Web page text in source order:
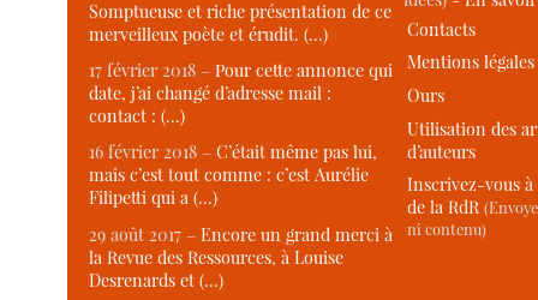
Somptueuse et riche présentation de ce
merveilleux poète et érudit. (…)
17 février 2018 –Pour cette annonce qui
date, j’ai changé d’adresse mail :
contact : (…)
16 février 2018 –C’était même pas lui,
mais c’est tout comme : c’est Aurélie
Filipetti qui a (…)
29 août 2017 –Encore un grand merci à
la Revue des Ressources, à Louise
Desrenards et (…)
Contacts
Mentions légales
Ours
Utilisation des
d’auteurs
Inscrivez-vous
de la RdR
ni contenu)